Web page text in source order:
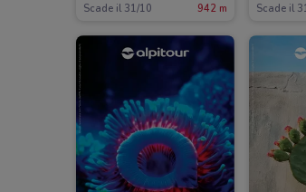
Scade il 31/10 942 m Scade il